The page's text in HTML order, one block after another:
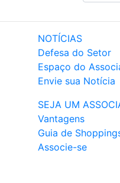
NOTÍCIAS
Defesa do Setor
Espaço do
Envie sua Notícia
SEJA UM
Vantagens
Guia de
Associe-se